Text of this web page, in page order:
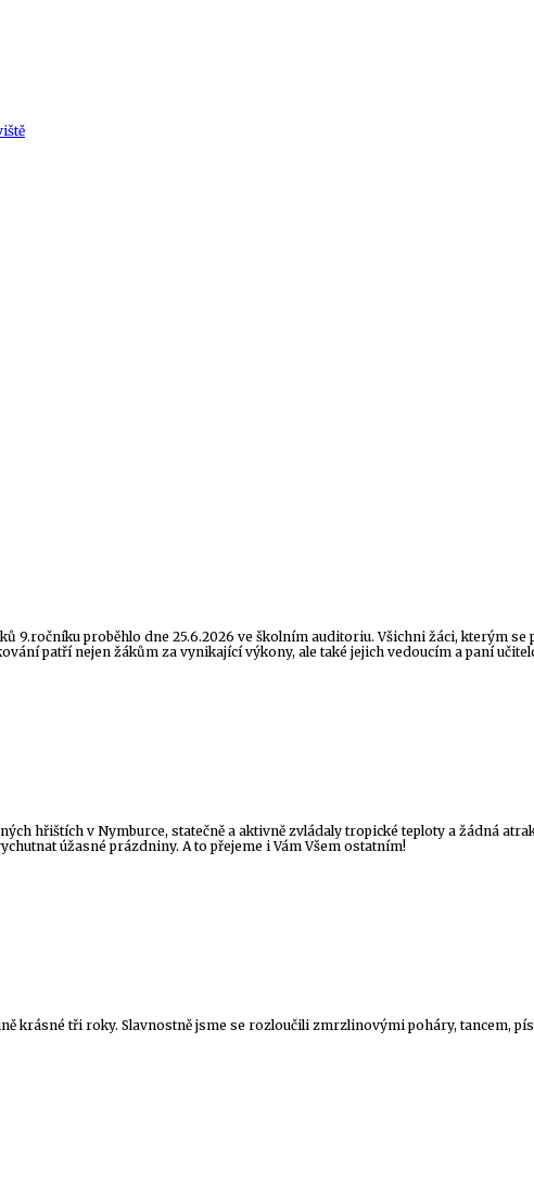
9.ročníku proběhlo dne 25.6.2026 ve školním auditoriu. Všichni žáci, kterým
patří nejen žákům za vynikající výkony, ale také jejich vedoucím a paní
hřištích v Nymburce, statečně a aktivně zvládaly tropické teploty a žádná
úžasné prázdniny. A to přejeme i Vám Všem ostatním!
krásné tři roky. Slavnostně jsme se rozloučili zmrzlinovými poháry, tancem,